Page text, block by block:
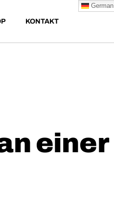
KONTAKT
German
einer